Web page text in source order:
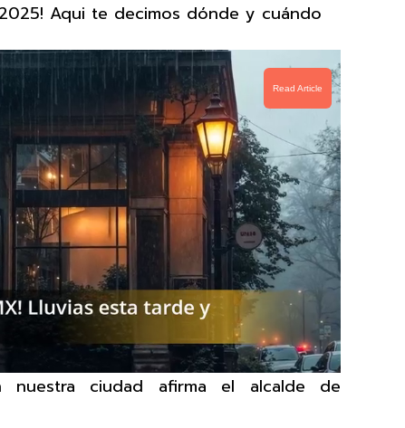
Aqui te decimos dónde y cuándo
Read Article
ciudad afirma el alcalde de